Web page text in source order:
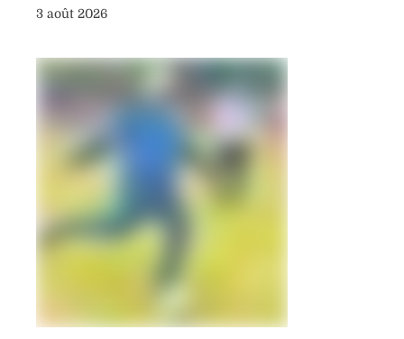
3 août 2026